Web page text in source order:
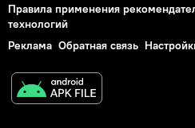
Правила применения
технологий
Реклама Обратная связь